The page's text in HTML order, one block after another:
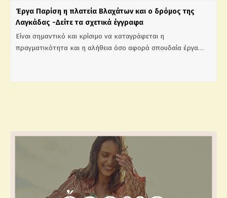
Έργα Παρίση η πλατεία Βλαχάτων και ο δρόμος της
Λαγκάδας -Δείτε τα σχετικά έγγραφα
Είναι σημαντικό και κρίσιμο να καταγράφεται η
πραγματικότητα και η αλήθεια όσο αφορά σπουδαία έργα…